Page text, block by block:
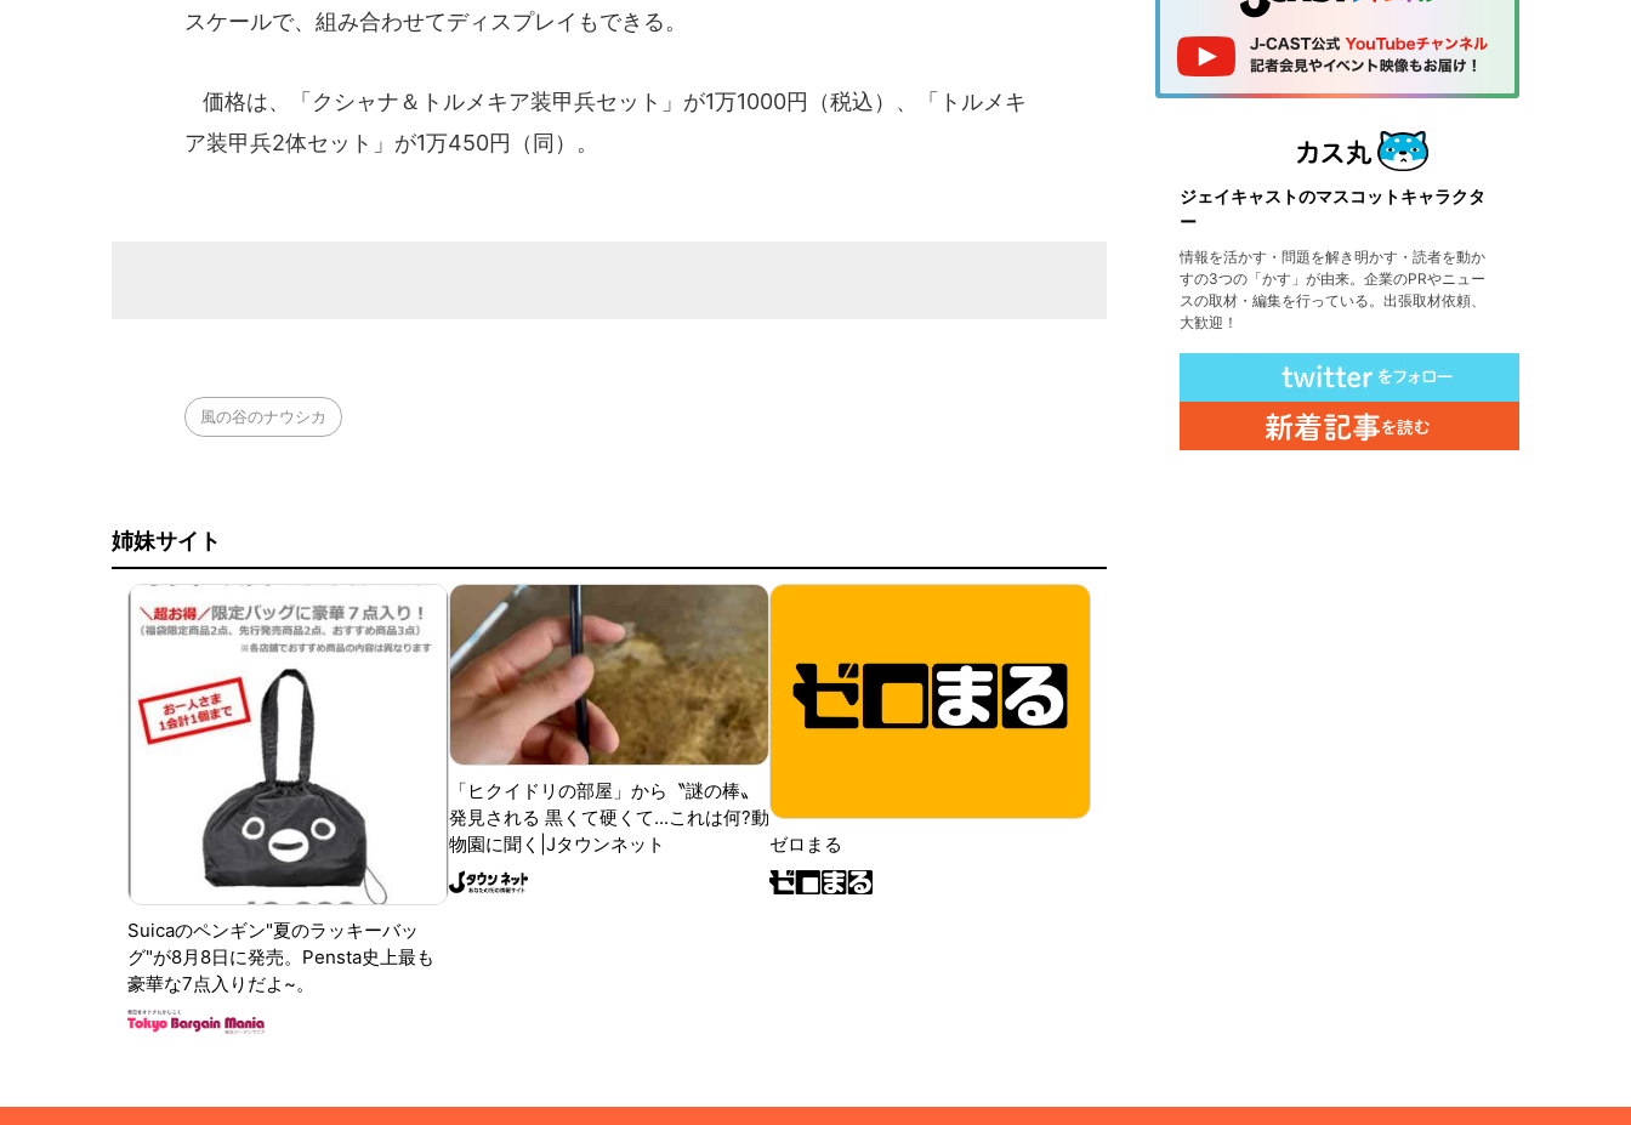
スケールで、組み合わせてディスプレイもできる。
価格は、「クシャナ＆トルメキア装甲兵セット」が1万1000円（税込）、「トルメキ
ア装甲兵2体セット」が1万450円（同）。
風の谷のナウシカ
姉妹サイト
Suicaのペンギン"夏のラッキーバッ
グ"が8月8日に発売。Pensta史上最も
豪華な7点入りだよ~。
「ヒクイドリの部屋」から〝謎の棒〟
発見される 黒くて硬くて...これは何?動
物園に聞く|Jタウンネット
ゼロまる
ジェイキャストのマスコットキャラクタ
ー
情報を活かす・問題を解き明かす・読者を動か
すの3つの「かす」が由来。企業のPRやニュー
スの取材・編集を行っている。出張取材依頼、
大歓迎！